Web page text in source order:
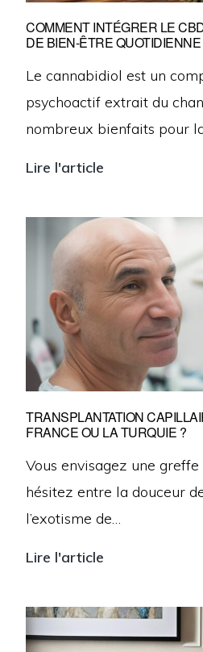
COMMENT INTÉGRER LE
DE BIEN-ÊTRE
Le cannabidiol est un
psychoactif extrait du
nombreux bienfaits pour
Lire l'article
le
CBD
dans
une
routine
de
bien-
quotidienne
?
TRANSPLANTATION
FRANCE OU LA TURQUIE ?
Vous envisagez une
hésitez entre la douceur
l’exotisme de…
Lire l'article
:
choisir